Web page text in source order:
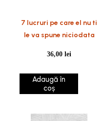
7 lucruri pe care el nu ti
le va spune niciodata
36,00lei
Adaugă în
coș